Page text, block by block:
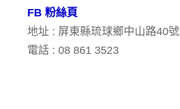
FB 粉絲頁
地址 : 屏東縣琉球鄉中山路40號
電話 : 08 861 3523